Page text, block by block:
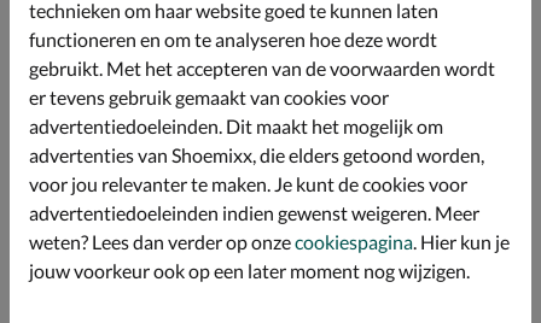
Deze voering helpt irritaties te voorkomen en biedt een
prettige pasvorm gedurende de hele dag.
Het voetbed is voorzien van een textiele toplaag die
zorgt voor een goede demping bij elke stap die wordt
gezet. Hierdoor worden de voeten optimaal
ondersteund en blijft het loopcomfort behouden
tijdens het rennen en springen.
De robuuste rubberen buitenzool biedt uitstekende
grip op verschillende ondergronden en laat geen
strepen achter. Dankzij de slijtvaste eigenschappen
gaat de zool lang mee, ongeacht hoe actief je kind is. De
technieken om haar website goed te kunnen laten
functioneren en om te analyseren hoe deze wordt
gebruikt. Met het accepteren van de voorwaarden wordt
er tevens gebruik gemaakt van cookies voor
advertentiedoeleinden. Dit maakt het mogelijk om
advertenties van Shoemixx, die elders getoond worden,
voor jou relevanter te maken. Je kunt de cookies voor
advertentiedoeleinden indien gewenst weigeren. Meer
weten? Lees dan verder op onzecookiespagina . Hier kun je
jouw voorkeur ook op een later moment nog wijzigen.